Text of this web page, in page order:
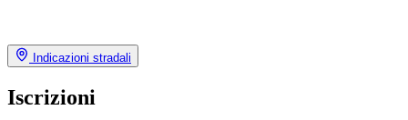
Indicazioni stradali
Iscrizioni